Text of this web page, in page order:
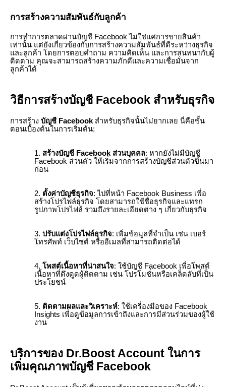
การสร้างความสัมพันธ์กับลูกค้า
การทำการตลาดผ่านบัญชี Facebook ไม่ใช่แค่การขายสินค้า
เท่านั้น แต่ยังเกี่ยวข้องกับการสร้างความสัมพันธ์ที่ดีระหว่างธุรกิจ
และลูกค้า โดยการตอบคำถาม ความคิดเห็น และการสนทนากับผู้
ติดตาม คุณจะสามารถสร้างความภักดีและความเชื่อมั่นจาก
ลูกค้าได้
วิธีการสร้างบัญชี Facebook สำหรับธุรกิจ
การสร้าง บัญชี Facebookสำหรับธุรกิจนั้นไม่ยากเลย นี่คือขั้น
ตอนเบื้องต้นในการเริ่มต้น:
สร้างบัญชี Facebook ส่วนบุคคล: หากยังไม่มีบัญชี
Facebook ส่วนตัว ให้เริ่มจากการสร้างบัญชีส่วนตัวขึ้นมา
ก่อน
ตั้งค่าบัญชีธุรกิจ: ไปที่หน้า Facebook Business เพื่อ
สร้างโปรไฟล์ธุรกิจ โดยสามารถใช้ชื่อธุรกิจและแทรก
รูปภาพโปรไฟล์ รวมถึงรายละเอียดต่าง ๆ เกี่ยวกับธุรกิจ
ปรับแต่งโปรไฟล์ธุรกิจ: เพิ่มข้อมูลที่จำเป็น เช่น เบอร์
โทรศัพท์ เว็บไซต์ หรืออีเมลที่สามารถติดต่อได้
โพสต์เนื้อหาที่น่าสนใจ: ใช้บัญชี Facebook เพื่อโพสต์
เนื้อหาที่ดึงดูดผู้ติดตาม เช่น โปรโมชั่นหรือเคล็ดลับที่เป็น
ประโยชน์
ติดตามผลและวิเคราะห์: ใช้เครื่องมือของ Facebook
Insights เพื่อดูข้อมูลการเข้าถึงและการมีส่วนร่วมของผู้ใช้
งาน
บริการของ Dr.Boost Account ในการ
เพิ่มคุณภาพบัญชี Facebook